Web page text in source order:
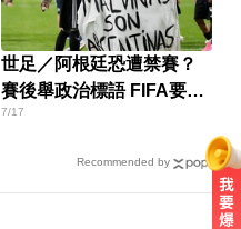
世足／阿根廷恐遭禁賽？
賽後舉政治標語 FIFA要查
了
7/17
Recommended by